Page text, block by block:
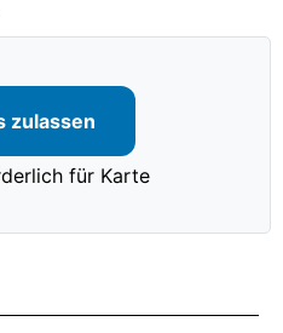
zulassen
für Karte